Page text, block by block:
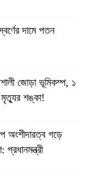
দামে পতন
জোড়া ভূমিকম্প, ১
মৃত্যুর শঙ্কা!
অংশীদারত্ব গড়ে
প্রধানমন্ত্রী